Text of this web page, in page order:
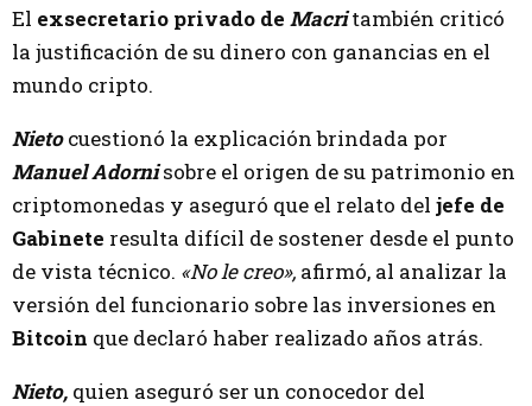
El exsecretario privado de Macri también criticó
la justificación de su dinero con ganancias en el
mundo cripto.
Nietocuestionó la explicación brindada por
Manuel Adornisobre el origen de su patrimonio en
criptomonedas y aseguró que el relato del jefe de
Gabinete resulta difícil de sostener desde el punto
de vista técnico. «No le creo», afirmó, al analizar la
versión del funcionario sobre las inversiones en
Bitcoin que declaró haber realizado años atrás.
Nieto, quien aseguró ser un conocedor del